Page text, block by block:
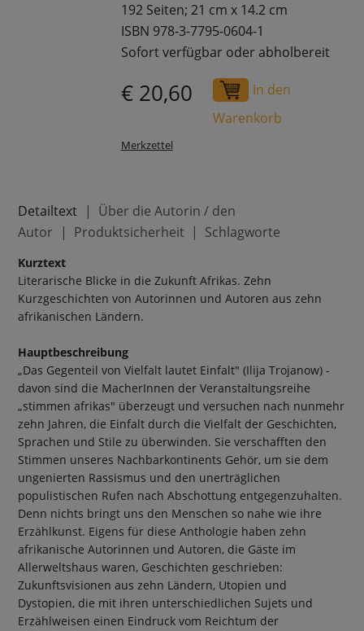
192 Seiten; 21 cm x 14.2 cm
ISBN 978-3-7795-0604-1
Sofort verfügbar oder abholbereit
€ 20,60
In den
Warenkorb
Merkzettel
Detailtext
Über die Autorin / den
Autor
Produktsicherheit Schlagworte
Kurztext
Literarische Blicke in die Zukunft Afrikas. Zehn
Kurzgeschichten von Autorinnen und Autoren aus zehn
afrikanischen Ländern.
Hauptbeschreibung
„Das Gegenteil von Vielfalt lautet Einfalt" (Ilija Trojanow) -
davon sind die MacherInnen der Veranstaltungsreihe
„stimmen afrikas" überzeugt und versuchen nach nunmehr
zehn Jahren, die Einfalt durch die Vielfalt der Geschichten,
Sprachen und Stile zu überwinden. Sie verschafften den
Stimmen unseres Nachbarkontinents Gehör, um sie dem
ungenierten Rassismus und den unerträglichen
populistischen Rufen nach Abschottung entgegenzuhalten.
Denn nichts bringt uns den Menschen so nahe wie ihre
Erzählkunst. Eigens für diese Anthologie haben zehn
afrikanische Autorinnen und Autoren, die Gäste im
Allerweltshaus waren, Geschichten geschrieben:
Zukunftsvisionen aus zehn Ländern, Utopien und
Dystopien, die mit ihren unterschiedlichen Sujets und
Erzählweisen einen Eindruck vom Reichtum der